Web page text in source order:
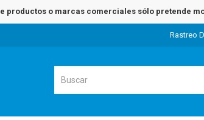
o marcas comerciales sólo pretende
Rastreo